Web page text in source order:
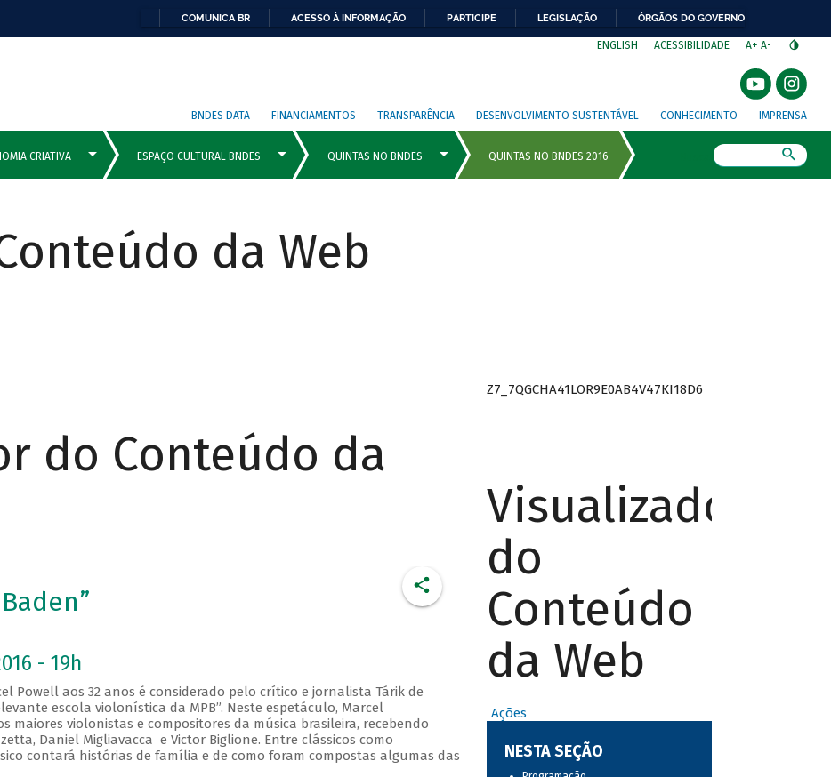
COMUNICA BR ACESSO À INFORMAÇÃO PARTICIPE LEGISLAÇÃO ÓRGÃOS DO GOVERNO
ENGLISH ACESSIBILIDADE A+ A-
BNDES DATA FINANCIAMENTOS TRANSPARÊNCIA DESENVOLVIMENTO SUSTENTÁVEL CONHECIMENTO IMPRENSA
da Web
do Conteúdo da
- 19h
Powell aos 32 anos é considerado pelo crítico e jornalista Tárik de
escola violonística da MPB”. Neste espetáculo, Marcel
maiores violonistas e compositores da música brasileira, recebendo
Daniel Migliavacca e Victor Biglione. Entre clássicos como
contará histórias de família e de como foram compostas algumas das
Z7_7QGCHA41LOR9E0AB4V47KI18D6
Visualizador
do
Conteúdo
da Web
Ações
NESTA SEÇÃO